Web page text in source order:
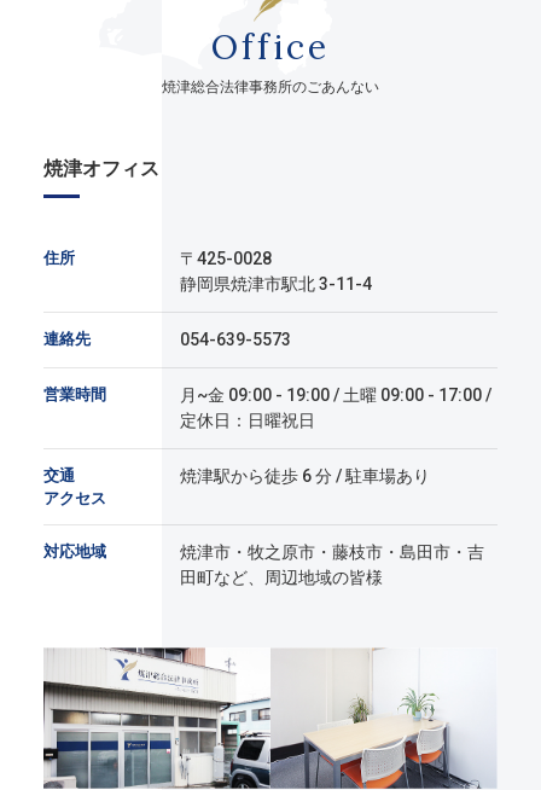
Office
焼津総合法律事務所のごあんない
焼津オフィス
住所
〒425-0028
静岡県焼津市駅北 3-11-4
連絡先 054-639-5573
営業時間
月~金 09:00 - 19:00 / 土曜 09:00 - 17:00 /
定休日：日曜祝日
交通
アクセス
焼津駅から徒歩 6 分 / 駐車場あり
対応地域
焼津市・牧之原市・藤枝市・島田市・吉
田町など、周辺地域の皆様